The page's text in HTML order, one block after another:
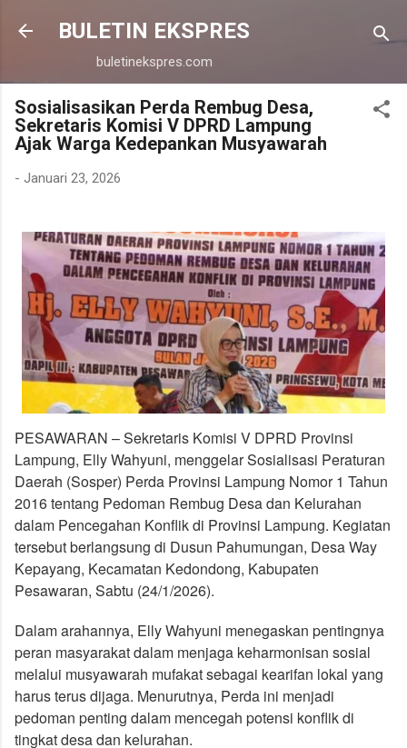
Langsung ke konten utama
BULETIN EKSPRES
buletinekspres.com
Sosialisasikan Perda Rembug Desa,
Sekretaris Komisi V DPRD Lampung
Ajak Warga Kedepankan Musyawarah
- Januari 23, 2026
PESAWARAN – Sekretaris Komisi V DPRD Provinsi
Lampung, Elly Wahyuni, menggelar Sosialisasi Peraturan
Daerah (Sosper) Perda Provinsi Lampung Nomor 1 Tahun
2016 tentang Pedoman Rembug Desa dan Kelurahan
dalam Pencegahan Konflik di Provinsi Lampung. Kegiatan
tersebut berlangsung di Dusun Pahumungan, Desa Way
Kepayang, Kecamatan Kedondong, Kabupaten
Pesawaran, Sabtu (24/1/2026).
Dalam arahannya, Elly Wahyuni menegaskan pentingnya
peran masyarakat dalam menjaga keharmonisan sosial
melalui musyawarah mufakat sebagai kearifan lokal yang
harus terus dijaga. Menurutnya, Perda ini menjadi
pedoman penting dalam mencegah potensi konflik di
tingkat desa dan kelurahan.